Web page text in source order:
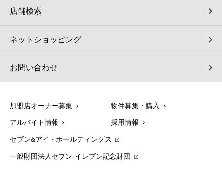
店舗検索
ネットショッピング
お問い合わせ
加盟店オーナー募集 物件募集・購入
アルバイト情報 採用情報
セブン&アイ・ホールディングス
一般財団法人セブン-イレブン記念財団